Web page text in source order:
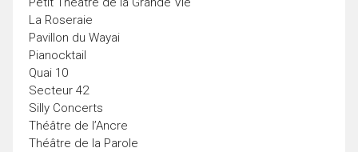
La Roseraie
Pavillon du Wayai
Pianocktail
Quai 10
Secteur 42
Silly Concerts
Théâtre de l’Ancre
Théâtre de la Parole